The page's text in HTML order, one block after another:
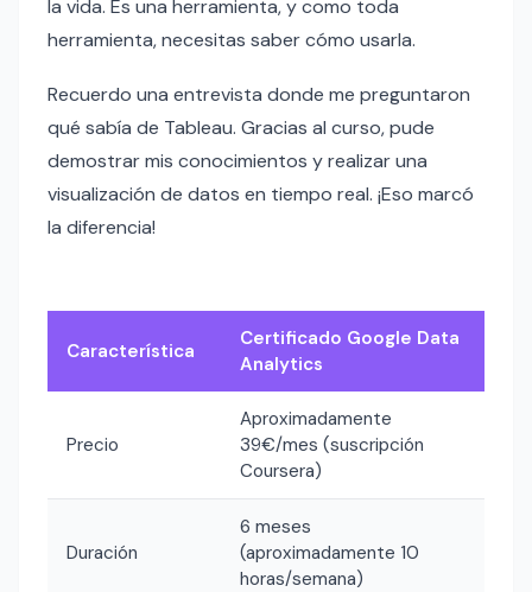
la vida. Es una herramienta, y como toda
herramienta, necesitas saber cómo usarla.
Recuerdo una entrevista donde me preguntaron
qué sabía de Tableau. Gracias al curso, pude
demostrar mis conocimientos y realizar una
visualización de datos en tiempo real. ¡Eso marcó
la diferencia!
Característica
Certificado Google Data
Analytics
Precio
Aproximadamente
39€/mes (suscripción
Coursera)
Duración
6 meses
(aproximadamente 10
horas/semana)